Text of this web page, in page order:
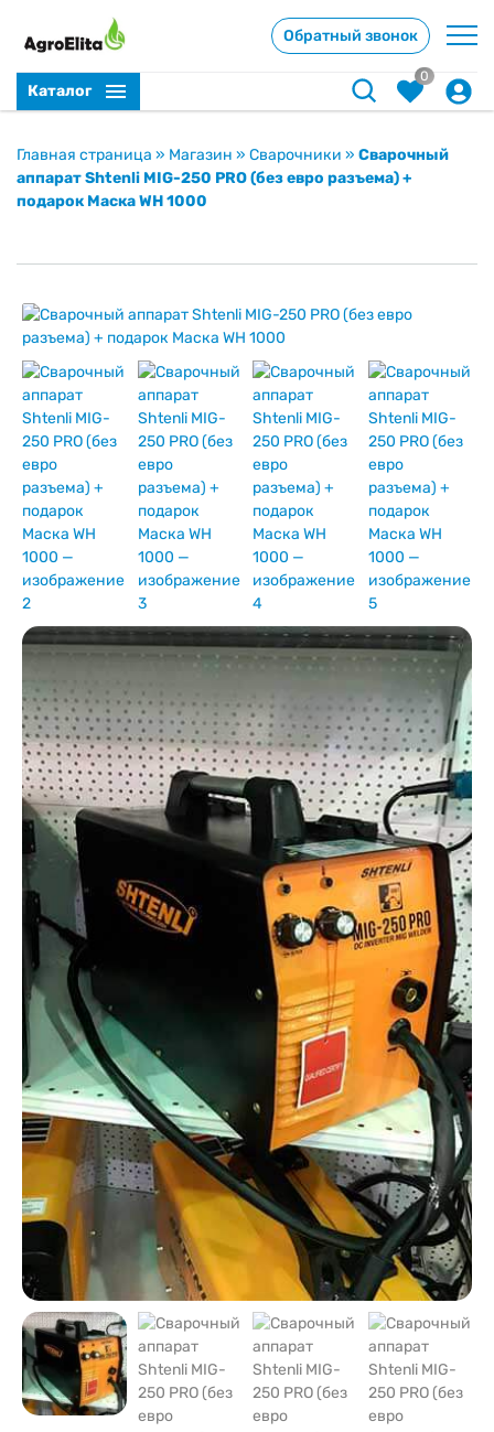
Обратный звонок
Каталог
0
Главная страница » Магазин » Сварочники » Сварочный
аппарат Shtenli MIG-250 PRO (без евро разъема) +
подарок Маска WH 1000